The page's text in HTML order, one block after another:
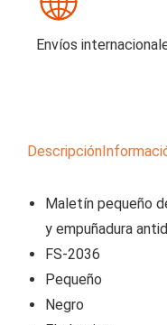
Envíos
Descripción
Maletín pequeño
y empuñadura
FS-2036
Pequeño
Negro